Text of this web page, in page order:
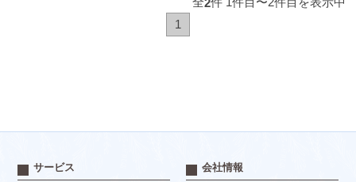
2
1
サービス 会社情報